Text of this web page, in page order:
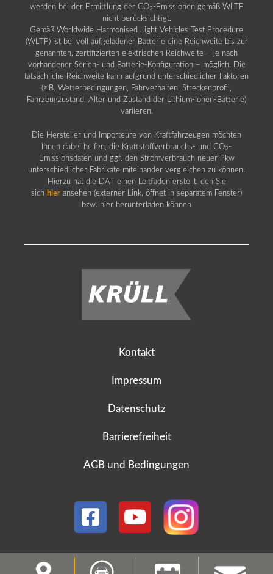
werden bei der Ermittlung der CO2 -Emissionen gemäß WLTP
nicht berücksichtigt.
Gemäß Worldwide Harmonised Light Vehicles Test Procedure
(WLTP) ist bei voll aufgeladener Batterie eine Reichweite bis zur
genannten, zertifizierten elektrischen Reichweite – je nach
vorhandener Serien- und Batterie-Konfiguration – möglich. Die
tatsächliche Reichweite kann aufgrund unterschiedlicher Faktoren
(z.B. Wetterbedingungen, Fahrverhalten, Streckenprofil,
Fahrzeugzustand, Alter und Zustand der Lithium-Ionen-Batterie)
variieren.
Die Hersteller und Importeure von Kraftfahrzeugen möchten
Ihnen dabei helfen, die Kraftstoffverbrauchs- und CO2 -
Emissionsdaten und ggf. den Stromverbrauch neuer Pkw
unterschiedlicher Fabrikate miteinander vergleichen zu können.
Hierzu hat die DAT einen Leitfaden erstellt, den Sie
sich hier ansehen (externer Link, öffnet in separatem Fenster)
bzw. hier herunterladen können
Kontakt
Impressum
Datenschutz
Barrierefreiheit
AGB und Bedingungen